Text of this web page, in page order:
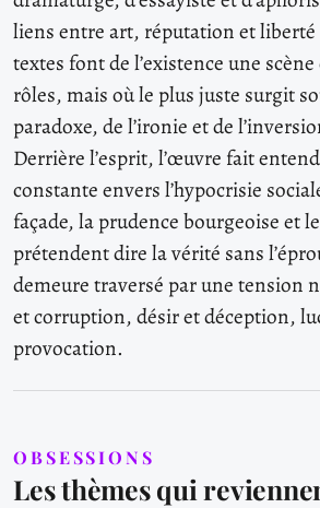
liens entre art, réputation et
textes font de l’existence une scène
rôles, mais où le plus juste surgit
paradoxe, de l’ironie et de
Derrière l’esprit, l’œuvre fait
constante envers l’hypocrisie
façade, la prudence bourgeoise et
prétendent dire la vérité sans
demeure traversé par une tension
et corruption, désir et déception,
provocation.
OBSESSIONS
Les thèmes qui